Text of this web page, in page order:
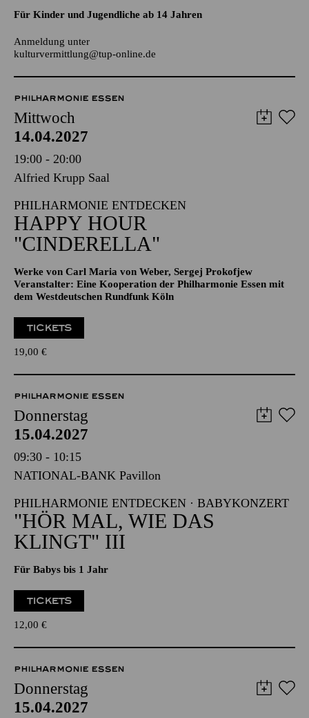
AALTO LABS
Für Kinder und Jugendliche ab 14 Jahren
kulturvermittlung@tup-online.de
PHILHARMONIE ESSEN
Mittwoch
14.04.2027
19:00 - 20:00
Alfried Krupp Saal
PHILHARMONIE ENTDECKEN
HAPPY HOUR
"CINDERELLA"
Veranstalter: Eine Kooperation der Philharmonie Essen mit
dem Westdeutschen Rundfunk Köln
19,00€
PHILHARMONIE ESSEN
Donnerstag
15.04.2027
09:30 - 10:15
NATIONAL-BANK Pavillon
PHILHARMONIE ENTDECKEN · BABYKONZERT
"HÖR MAL, WIE DAS
Für Babys bis 1 Jahr
12,00€
PHILHARMONIE ESSEN